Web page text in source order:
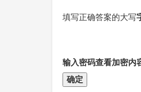
填写正确答案的大写
输入密码查看加密内